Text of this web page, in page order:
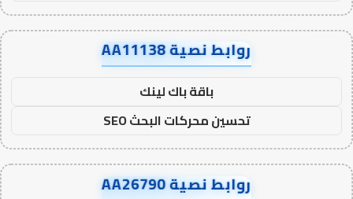
روابط نصية AA11138
باقة باك لينك
تحسين محركات البحث SEO
روابط نصية AA26790